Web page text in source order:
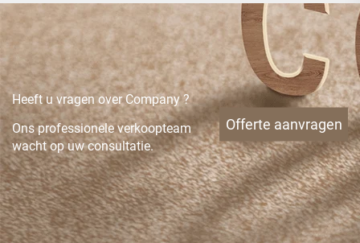
Heeft u vragen over Company ?
Ons professionele verkoopteam
wacht op uw consultatie.
Offerte aanvragen